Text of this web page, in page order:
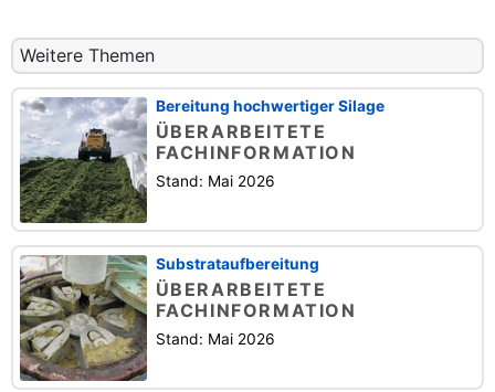
Weitere Themen
Bereitung hochwertiger Silage
ÜBERARBEITETE
FACHINFORMATION
Stand: Mai 2026
Substrataufbereitung
ÜBERARBEITETE
FACHINFORMATION
Stand: Mai 2026